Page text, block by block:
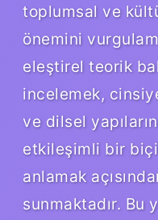
toplumsal ve
önemini
eleştirel teorik
incelemek,
ve dilsel
etkileşimli bir
anlamak
sunmaktadır. Bu